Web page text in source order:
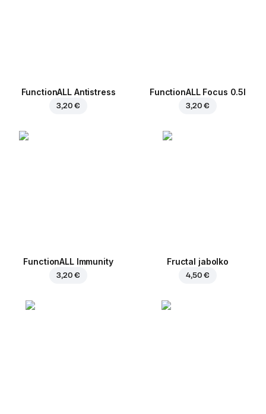
FunctionALL Antistress
3,20 €
FunctionALL Focus 0.5l
3,20 €
FunctionALL Immunity
3,20 €
Fructal jabolko
4,50 €